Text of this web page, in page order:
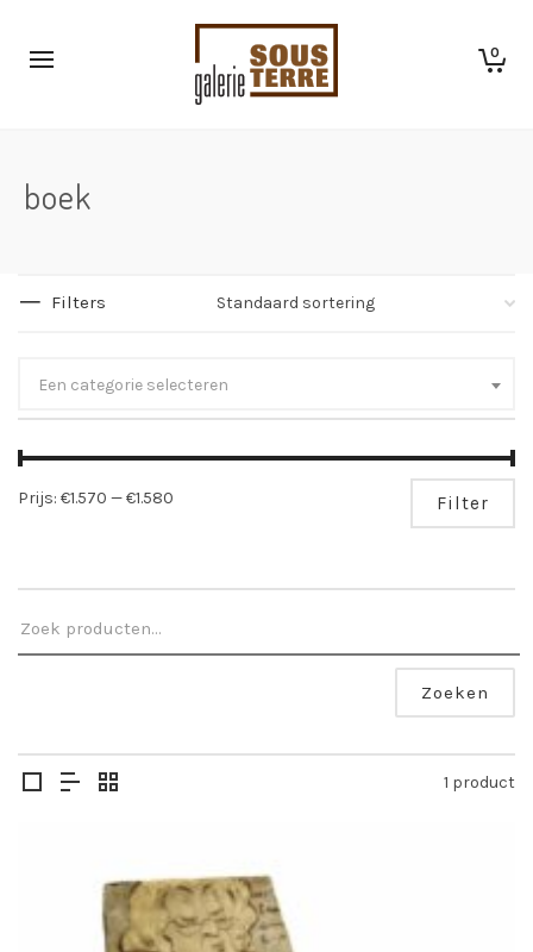
0
boek
Filters
Een categorie selecteren
Filter
Prijs: €1.570 —€1.580
Zoeken
1 product